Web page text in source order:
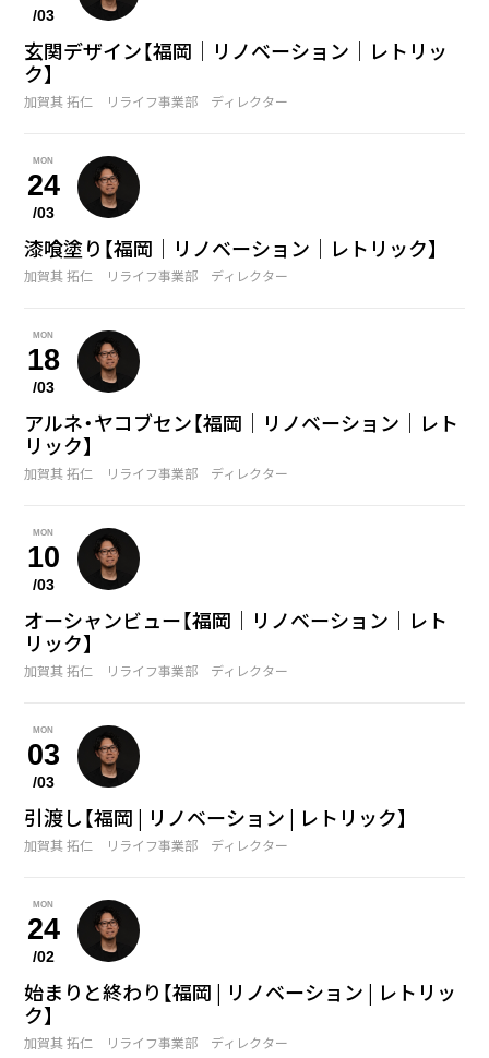
/03
玄関デザイン【福岡｜リノベーション｜レトリッ
ク】
加賀其 拓仁 リライフ事業部 ディレクター
MON
24
/03
漆喰塗り【福岡｜リノベーション｜レトリック】
加賀其 拓仁 リライフ事業部 ディレクター
MON
18
/03
アルネ・ヤコブセン【福岡｜リノベーション｜レト
リック】
加賀其 拓仁 リライフ事業部 ディレクター
MON
10
/03
オーシャンビュー【福岡｜リノベーション｜レト
リック】
加賀其 拓仁 リライフ事業部 ディレクター
MON
03
/03
引渡し【福岡 | リノベーション | レトリック】
加賀其 拓仁 リライフ事業部 ディレクター
MON
24
/02
始まりと終わり【福岡 | リノベーション | レトリッ
ク】
加賀其 拓仁 リライフ事業部 ディレクター